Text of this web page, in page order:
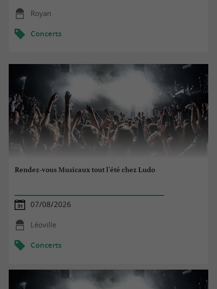
Royan
Concerts
Rendez-vous Musicaux tout l'été chez Ludo
07/08/2026
Léoville
Concerts